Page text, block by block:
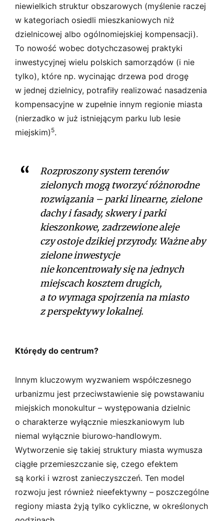
niewielkich struktur obszarowych (myślenie raczej
w kategoriach osiedli mieszkaniowych niż
dzielnicowej albo ogólnomiejskiej kompensacji).
To nowość wobec dotychczasowej praktyki
inwestycyjnej wielu polskich samorządów (i nie
tylko), które np. wycinając drzewa pod drogę
w jednej dzielnicy, potrafiły realizować nasadzenia
kompensacyjne w zupełnie innym regionie miasta
(nierzadko w już istniejącym parku lub lesie
miejskim) 5.
Rozproszony system terenów
zielonych mogą tworzyć różnorodne
rozwiązania – parki linearne, zielone
dachy i fasady, skwery i parki
kieszonkowe, zadrzewione aleje
czy ostoje dzikiej przyrody. Ważne aby
zielone inwestycje
nie koncentrowały się na jednych
miejscach kosztem drugich,
a to wymaga spojrzenia na miasto
z perspektywy lokalnej.
Którędy do centrum?
Innym kluczowym wyzwaniem współczesnego
urbanizmu jest przeciwstawienie się powstawaniu
miejskich monokultur – występowania dzielnic
o charakterze wyłącznie mieszkaniowym lub
niemal wyłącznie biurowo­‑handlowym.
Wytworzenie się takiej struktury miasta wymusza
ciągłe przemieszczanie się, czego efektem
są korki i wzrost zanieczyszczeń. Ten model
rozwoju jest również nieefektywny – poszczególne
regiony miasta żyją tylko cykliczne, w określonych